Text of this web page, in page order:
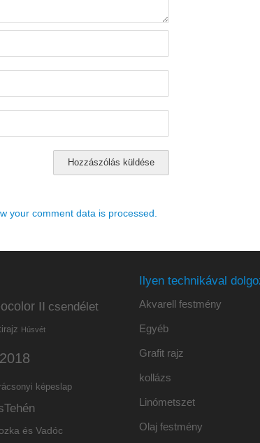
your comment data is processed.
II csendélet
Húsvét
képeslap
és Vadóc
Ilyen technikával
Akvarell festmény
Egyéb
Grafit rajz
kollázs
Linómetszet
Olaj festmény